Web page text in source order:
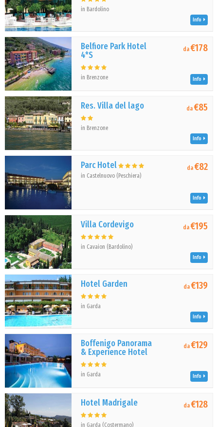
in Bardolino
Info
Belfiore Park Hotel
4*S
in Brenzone
da€178
Info
Res. Villa del lago
in Brenzone
da€85
Info
Parc Hotel
in Castelnuovo (Peschiera)
da€82
Info
Villa Cordevigo
in Cavaion (Bardolino)
da€195
Info
Hotel Garden
in Garda
da€139
Info
Boffenigo Panorama
& Experience Hotel
in Garda
da€129
Info
Hotel Madrigale
in Garda (Costermano)
da€128